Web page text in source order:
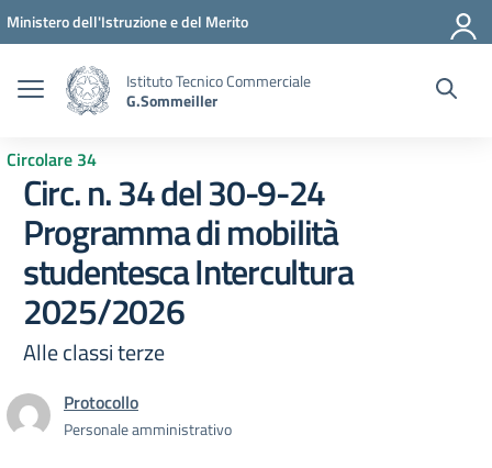
Vai ai contenuti
Vai al menu di navigazione
Vai al footer
Ministero dell'Istruzione e del Merito
Istituto Tecnico Commerciale
G.Sommeiller
Circolare 34
Circ. n. 34 del 30-9-24
Programma di mobilità
studentesca Intercultura
2025/2026
Alle classi terze
Protocollo
Personale amministrativo